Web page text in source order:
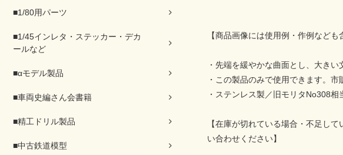
■1/80用パーツ
■1/45インレタ・ステッカー・デカ
ールなど
■αモデル製品
■車両史編さん会書籍
■精工ドリル製品
■中古鉄道模型
【商品画像には使用例・作例など
・先端を緩やかな曲面とし、大き
・この製品のみで使用できます。
・ステンレス製／旧モリタNo308相
【在庫が切れている場合・不足し
い合わせください】